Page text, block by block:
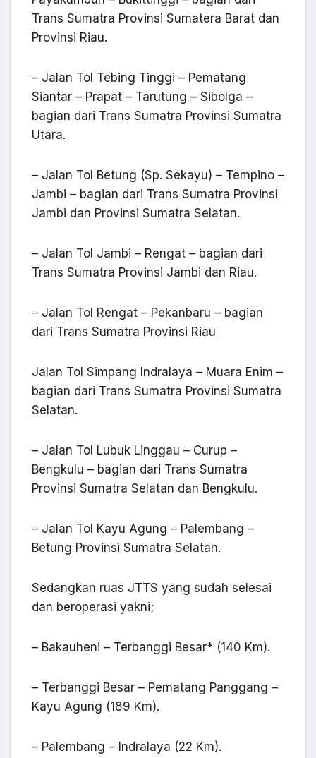
Trans Sumatra Provinsi Sumatera Barat dan
Provinsi Riau.
– Jalan Tol Tebing Tinggi – Pematang
Siantar – Prapat – Tarutung – Sibolga –
bagian dari Trans Sumatra Provinsi Sumatra
Utara.
– Jalan Tol Betung (Sp. Sekayu) – Tempino –
Jambi – bagian dari Trans Sumatra Provinsi
Jambi dan Provinsi Sumatra Selatan.
– Jalan Tol Jambi – Rengat – bagian dari
Trans Sumatra Provinsi Jambi dan Riau.
– Jalan Tol Rengat – Pekanbaru – bagian
dari Trans Sumatra Provinsi Riau
Jalan Tol Simpang Indralaya – Muara Enim –
bagian dari Trans Sumatra Provinsi Sumatra
Selatan.
– Jalan Tol Lubuk Linggau – Curup –
Bengkulu – bagian dari Trans Sumatra
Provinsi Sumatra Selatan dan Bengkulu.
– Jalan Tol Kayu Agung – Palembang –
Betung Provinsi Sumatra Selatan.
Sedangkan ruas JTTS yang sudah selesai
dan beroperasi yakni;
– Bakauheni – Terbanggi Besar* (140 Km).
– Terbanggi Besar – Pematang Panggang –
Kayu Agung (189 Km).
– Palembang – Indralaya (22 Km).